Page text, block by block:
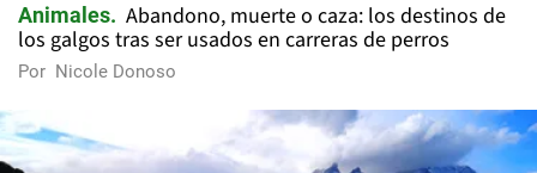
Animales
Abandono, muerte o caza: los destinos de
los galgos tras ser usados en carreras de perros
Por Nicole Donoso